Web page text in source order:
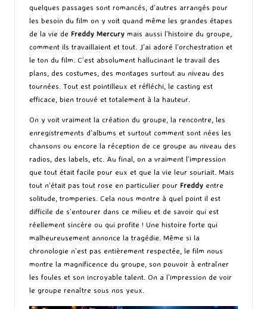
quelques passages sont romancés, d’autres arrangés pour
les besoin du film on y voit quand même les grandes étapes
de la vie de Freddy Mercury mais aussi l’histoire du groupe,
comment ils travaillaient et tout. J’ai adoré l’orchestration et
le ton du film. C’est absolument hallucinant le travail des
plans, des costumes, des montages surtout au niveau des
tournées. Tout est pointilleux et réfléchi, le casting est
efficace, bien trouvé et totalement à la hauteur.
On y voit vraiment la création du groupe, la rencontre, les
enregistrements d’albums et surtout comment sont nées les
chansons ou encore la réception de ce groupe au niveau des
radios, des labels, etc. Au final, on a vraiment l’impression
que tout était facile pour eux et que la vie leur souriait. Mais
tout n’était pas tout rose en particulier pour Freddy entre
solitude, tromperies. Cela nous montre à quel point il est
difficile de s’entourer dans ce milieu et de savoir qui est
réellement sincère ou qui profite ! Une histoire forte qui
malheureusement annonce la tragédie. Même si la
chronologie n’est pas entièrement respectée, le film nous
montre la magnificence du groupe, son pouvoir à entraîner
les foules et son incroyable talent. On a l’impression de voir
le groupe renaître sous nos yeux.